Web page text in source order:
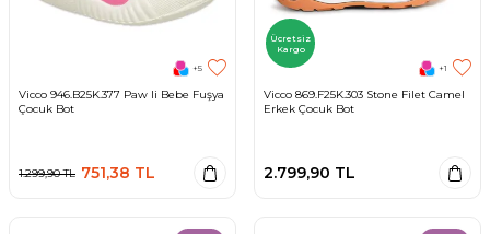
+5
Vicco 946.B25K.377 Paw Ii Bebe Fuşya
Çocuk Bot
1.299,90TL 751,38 TL
Ücretsiz
Kargo
+1
Vicco 869.F25K.303 Stone Filet Camel
Erkek Çocuk Bot
2.799,90 TL